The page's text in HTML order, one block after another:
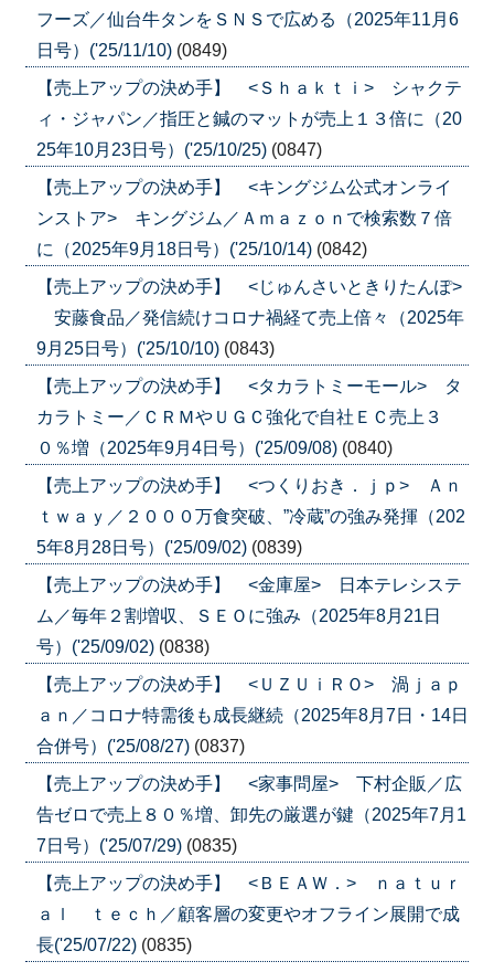
フーズ／仙台牛タンをＳＮＳで広める（2025年11月6
日号）('25/11/10) (0849)
【売上アップの決め手】 <Ｓｈａｋｔｉ> シャクテ
ィ・ジャパン／指圧と鍼のマットが売上１３倍に（20
25年10月23日号）('25/10/25) (0847)
【売上アップの決め手】 <キングジム公式オンライ
ンストア> キングジム／Ａｍａｚｏｎで検索数７倍
に（2025年9月18日号）('25/10/14) (0842)
【売上アップの決め手】 <じゅんさいときりたんぽ>
安藤食品／発信続けコロナ禍経て売上倍々（2025年
9月25日号）('25/10/10) (0843)
【売上アップの決め手】 <タカラトミーモール> タ
カラトミー／ＣＲＭやＵＧＣ強化で自社ＥＣ売上３
０％増（2025年9月4日号）('25/09/08) (0840)
【売上アップの決め手】 <つくりおき．ｊｐ> Ａｎ
ｔｗａｙ／２０００万食突破、”冷蔵”の強み発揮（202
5年8月28日号）('25/09/02) (0839)
【売上アップの決め手】 <金庫屋> 日本テレシステ
ム／毎年２割増収、ＳＥＯに強み（2025年8月21日
号）('25/09/02) (0838)
【売上アップの決め手】 <ＵＺＵｉＲＯ> 渦ｊａｐ
ａｎ／コロナ特需後も成長継続（2025年8月7日・14日
合併号）('25/08/27) (0837)
【売上アップの決め手】 <家事問屋> 下村企販／広
告ゼロで売上８０％増、卸先の厳選が鍵（2025年7月1
7日号）('25/07/29) (0835)
【売上アップの決め手】 <ＢＥＡＷ．> ｎａｔｕｒ
ａｌ ｔｅｃｈ／顧客層の変更やオフライン展開で成
長('25/07/22) (0835)